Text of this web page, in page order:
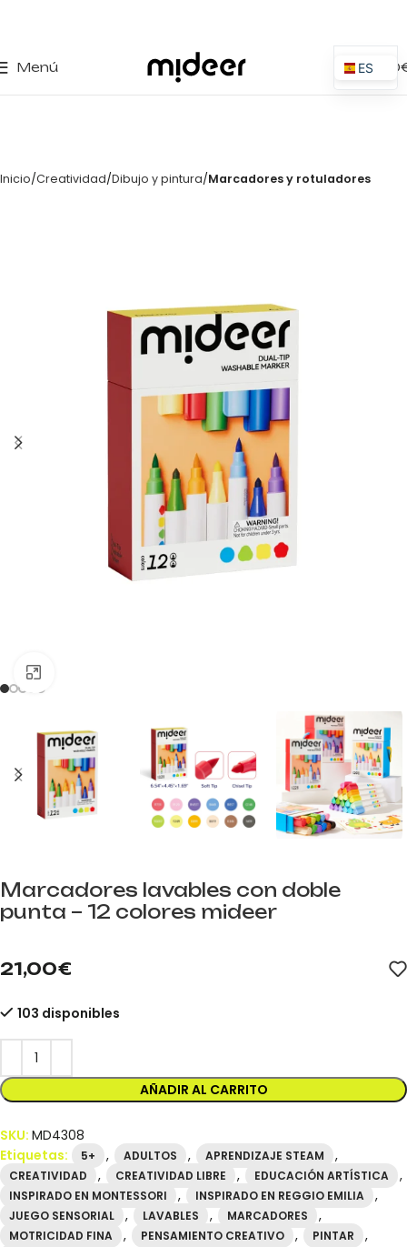
Menú 0,00
Inicio Creatividad Dibujo y pintura Marcadores y rotuladores
Marcadores lavables con doble
punta – 12 colores mideer
21,00€
103 disponibles
AÑADIR AL CARRITO
SKU: MD4308
Etiquetas:
5+ , ADULTOS , APRENDIZAJE STEAM ,
CREATIVIDAD , CREATIVIDAD LIBRE , EDUCACIÓN ARTÍSTICA ,
INSPIRADO EN MONTESSORI , INSPIRADO EN REGGIO EMILIA ,
JUEGO SENSORIAL , LAVABLES , MARCADORES ,
MOTRICIDAD FINA , PENSAMIENTO CREATIVO , PINTAR ,
ES
EN
PL